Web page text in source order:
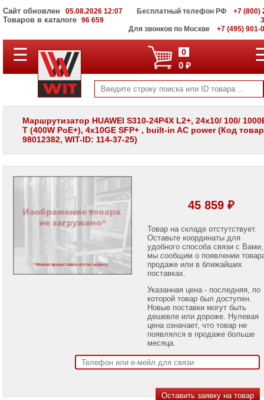
Сайт обновлен 05.08.2026 12:07
Товаров в каталоге 96 659
Бесплатный телефон РФ
+7 (800)
Для звонков по Москве
+7 (495) 901-
ПОЛНЫЙ
КАТАЛОГ
Корпоративные
серверы
WIT
Системы
хранения
данных
Мониторы
LCD
панели
проекторов
☰ 0
0 ₽
Маршрутизатор HUAWEI S310-24P4X L2+, 24x10/ 100/
T (400W PoE+), 4x10GE SFP+ , built-in AC power (Код
98012382, WIT-ID: 114-37-25)
45 859 ₽
Товар на складе отстутствует.
Оставьте координаты для
удобного способа связи с Вами,
мы сообщим о появлении
продаже или в ближайших
поставках.
Указанная цена - последняя, по
которой товар был доступен.
Новые поставки могут быть
дешевле или дороже. Нулевая
цена означает, что товар не
появлялся в продаже больше
месяца.